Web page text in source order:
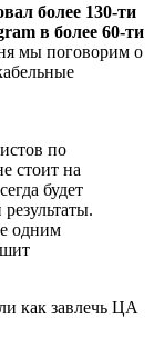
более 130-ти
в более 60-ти
мы поговорим о
по
стоит на
будет
одним